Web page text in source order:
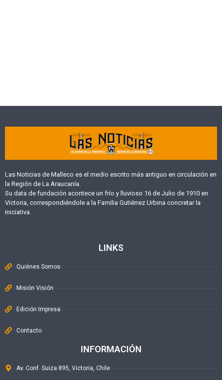
Las Noticias de Malleco es el medio escrito más antiguo en circulación en
la Región de La Araucanía.
Su data de fundación acontece un frío y lluvioso 16 de Julio de 1910 en
Victoria, correspondiéndole a la Familia Gutiérrez Urbina concretar la
iniciativa.
LINKS
Quiénes Somos
Misión Visión
Edición Impresa
Contacto
INFORMACIÓN
Av. Conf. Suiza 895, Victoria, Chile